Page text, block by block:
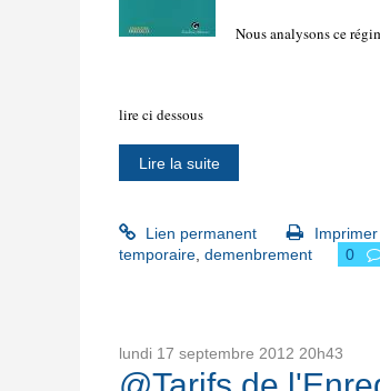
Nous analysons ce
lire ci dessous
Lire la suite
Lien permanent Imprimer
temporaire demenbrement 0
lundi 17 septembre 2012 20h43